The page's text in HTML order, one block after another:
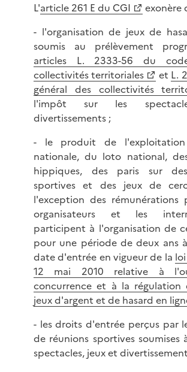
L'article 261 E du CGI
exonère
- l'organisation de jeux de
soumis au prélèvement
articles L. 2333-56 du
collectivités territoriales
et L.
général des collectivités
l'impôt sur les
divertissements ;
- le produit de
nationale, du loto national,
hippiques, des paris sur
sportives et des jeux de
l'exception des rémunérations
organisateurs et les
participent à l'organisation de
pour une période de deux ans
date d'entrée en vigueur de la
12 mai 2010 relative à
concurrence et à la régulation
jeux d'argent et de hasard en
- les droits d'entrée perçus par
de réunions sportives soumises
spectacles, jeux et